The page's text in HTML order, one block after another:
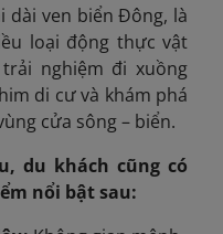
dài ven biển Đông, là
loại động thực vật
nghiệm đi xuồng
di cư và khám phá
cửa sông – biển.
du khách cũng có
nổi bật sau: